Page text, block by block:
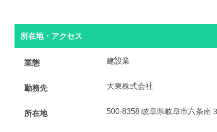
所在地・アクセス
業態 建設業
勤務先 大東株式会社
所在地 500-8358 岐阜県岐阜市六条南